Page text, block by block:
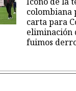
colombiana
carta para
eliminación
fuimos